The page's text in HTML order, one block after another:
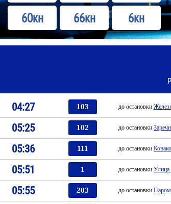
60кн
66кн 6кн
04:27 103 до остановки
05:25 102 до остановки
05:36 111 до остановки
05:51 1 до остановки Улица
05:55 203 до остановки